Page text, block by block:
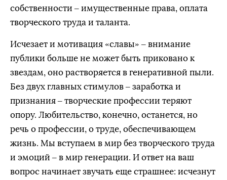
собственности – имущественные права, оплата
творческого труда и таланта.
Исчезает и мотивация «славы» – внимание
публики больше не может быть приковано к
звездам, оно растворяется в генеративной пыли.
Без двух главных стимулов – заработка и
признания – творческие профессии теряют
опору. Любительство, конечно, останется, но
речь о профессии, о труде, обеспечивающем
жизнь. Мы вступаем в мир без творческого труда
и эмоций – в мир генерации. И ответ на ваш
вопрос начинает звучать еще страшнее: исчезнут